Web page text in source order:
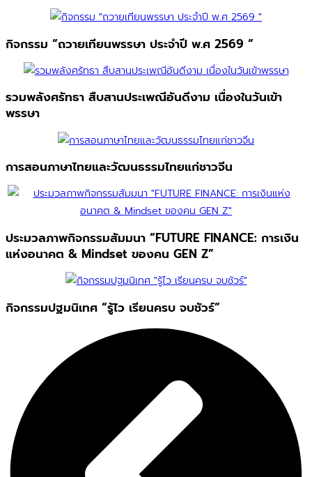
กิจกรรม “ถวายเทียนพรรษา ประจำปี พ.ศ 2569 “
รวมพลังศรัทธา สืบสานประเพณีอันดีงาม เนื่องในวันเข้า
พรรษา
การสอนภาษาไทยและวัฒนธรรมไทยแก่ชาวจีน
ประมวลภาพกิจกรรมสัมมนา “FUTURE FINANCE: การเงิน
แห่งอนาคต & Mindset ของคน GEN Z”
กิจกรรมปฐมนิเทศ “รู้ไว เรียนครบ จบชัวร์”